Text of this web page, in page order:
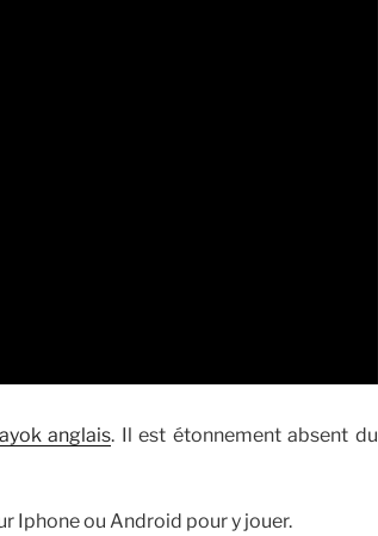
anglais. Il est étonnement absent du
Iphone ou Android pour y jouer.